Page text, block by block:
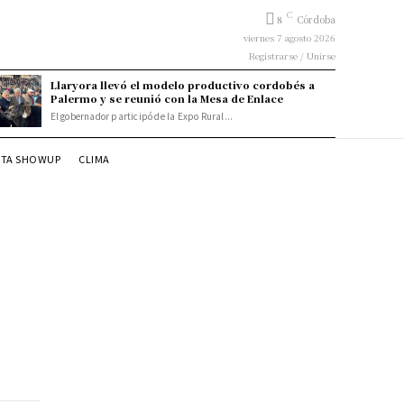
8 C Córdoba
viernes 7 agosto 2026
Registrarse / Unirse
Llaryora llevó el modelo productivo cordobés a
Palermo y se reunió con la Mesa de Enlace
El gobernador participó de la Expo Rural...
SHOWUP CLIMA